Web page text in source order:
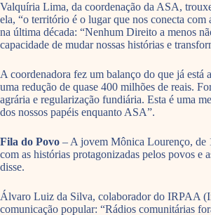
Valquíria Lima, da coordenação da ASA,
ela, “o território é o lugar que nos conecta
na última década: “Nenhum Direito a menos
capacidade de mudar nossas histórias e
A coordenadora fez um balanço do que já
uma redução de quase 400 milhões de reais.
agrária e regularização fundiária. Esta é uma
dos nossos papéis enquanto ASA”.
Fila do Povo – A jovem Mônica Lourenço, de
com as histórias protagonizadas pelos povos e
disse.
Álvaro Luiz da Silva, colaborador do IRPAA
comunicação popular: “Rádios comunitárias